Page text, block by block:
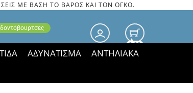
ΜΕ ΒΑΣΗ ΤΟ ΒΑΡΟΣ ΚΑΙ ΤΟΝ ΟΓΚΟ.
0.00
ΑΔΥΝΑΤΙΣΜΑ
ΑΝΤΗΛΙΑΚΑ